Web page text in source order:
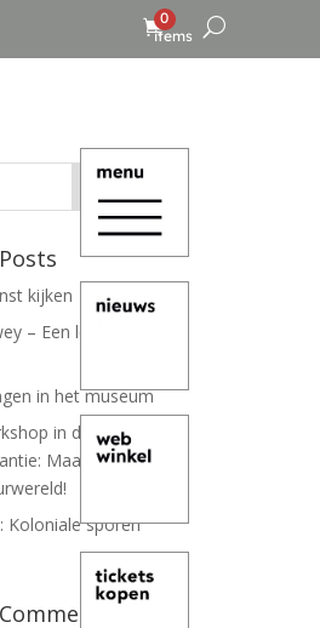
0
items
kijken
– Een leven lang
in het museum
in de
Maak je eigen
Koloniale sporen